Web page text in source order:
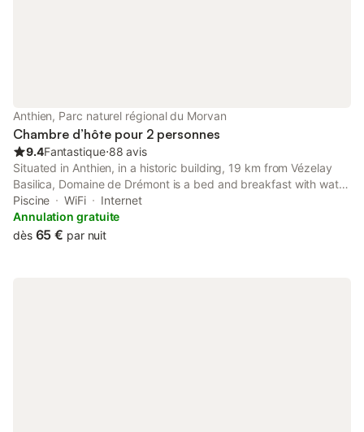
Anthien, Parc naturel régional du Morvan
Chambre d’hôte pour 2 personnes
9.4Fantastique⋅88 avis
Situated in Anthien, in a historic building, 19 km from Vézelay
Basilica, Domaine de Drémont is a bed and breakfast with water
sports facilities and pool with a view.
Piscine WiFi
Internet
Annulation gratuite
dès 65 € par nuit